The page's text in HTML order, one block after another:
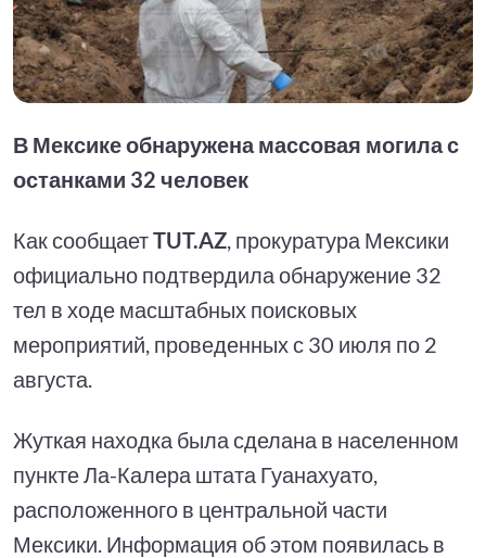
В Мексике обнаружена массовая могила с
останками 32 человек
Как сообщаетTUT.AZ , прокуратура Мексики
официально подтвердила обнаружение 32
тел в ходе масштабных поисковых
мероприятий, проведенных с 30 июля по 2
августа.
Жуткая находка была сделана в населенном
пункте Ла-Калера штата Гуанахуато,
расположенного в центральной части
Мексики. Информация об этом появилась в